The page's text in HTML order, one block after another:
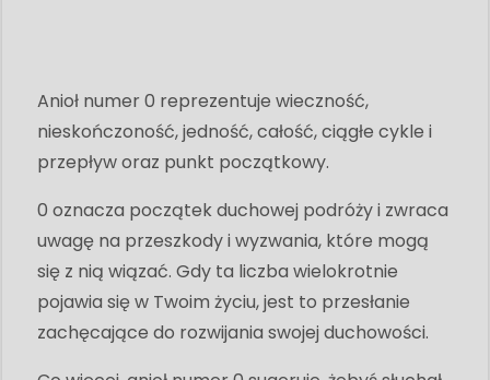
Anioł numer 0 reprezentuje wieczność,
nieskończoność, jedność, całość, ciągłe cykle i
przepływ oraz punkt początkowy.
0 oznacza początek duchowej podróży i zwraca
uwagę na przeszkody i wyzwania, które mogą
się z nią wiązać. Gdy ta liczba wielokrotnie
pojawia się w Twoim życiu, jest to przesłanie
zachęcające do rozwijania swojej duchowości.